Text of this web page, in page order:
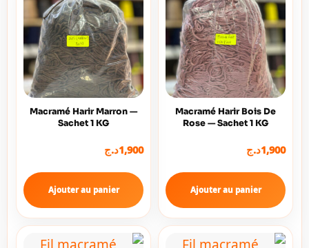
Macramé Harir Bois De
Rose — Sachet 1 KG
1,900د.ج
Ajouter au panier
Macramé Harir Marron —
Sachet 1 KG
1,900د.ج
Ajouter au panier